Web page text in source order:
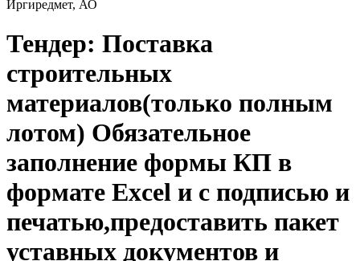
Тендер: Поставка
строительных
материалов(только полным
лотом) Обязательное
заполнение формы КП в
формате Еxcel и с подписью и
печатью,предоставить пакет
уставных документов и
референс-лист